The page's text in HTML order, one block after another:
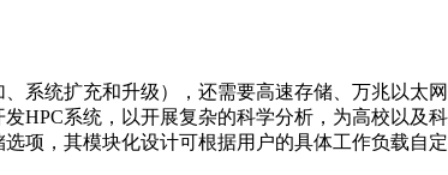
系统扩充和升级），还需要高速存储、万兆以太
HPC系统，以开展复杂的科学分析，为高校以及
项，其模块化设计可根据用户的具体工作负载自定